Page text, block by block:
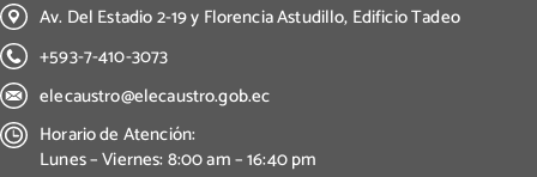
Av. Del Estadio 2-19 y Florencia Astudillo, Edificio Tadeo
+593-7-410-3073
elecaustro@elecaustro.gob.ec
Horario de Atención:
Lunes – Viernes: 8:00 am – 16:40 pm